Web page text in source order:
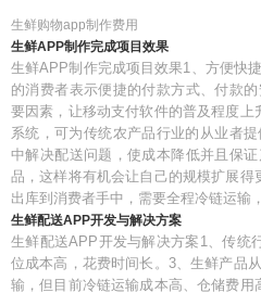
生鲜购物app制作费用
生鲜APP制作完成项目效果
生鲜APP制作完成项目效果1、方便快
的消费者表示便捷的付款方式、付款
要因素，让移动支付软件的普及程度
系统，可为传统农产品行业的从业者
中解决配送问题，使成本降低并且保
品，这样将有机会让自己的规模扩展
出库到消费者手中，需要全程冷链运输
生鲜配送APP开发与解决方案
生鲜配送APP开发与解决方案1、传统
位成本高，花费时间长。3、生鲜产品
输，但目前冷链运输成本高、仓储费